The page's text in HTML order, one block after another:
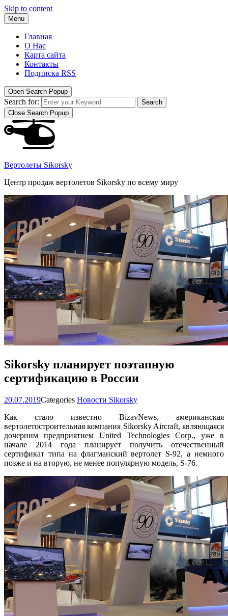
Skip to content
Menu
Главная
О Нас
Карта сайта
Контакты
Подписка RSS
Open Search Popup
Search for:
Search
Close Search Popup
Вертолеты Sikorsky
Центр продаж вертолетов Sikorsky по всему миру
Sikorsky планирует поэтапную
сертификацию в России
20.07.2019Categories Новости Sikorsky
Как стало известно BizavNews, американская
вертолетостроительная компания Sikorsky Aircraft, являющаяся
дочерним предприятием United Technologies Corp., уже в
начале 2014 года планирует получить отечественный
сертификат типа на флагманский вертолет S-92, а немного
позже и на вторую, не менее популярную модель, S-76.